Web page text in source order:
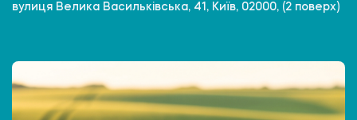
вулиця Велика Васильківська, 41, Київ, 02000, (2 поверх)